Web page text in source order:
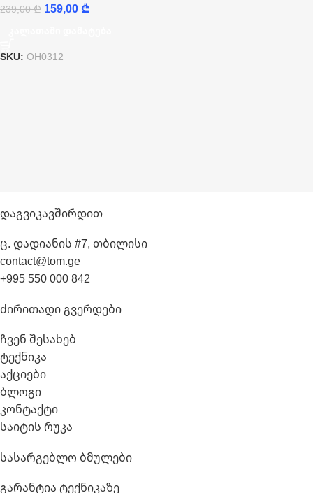
239,00₾ 159,00 ₾
SKU: OH0312
Დაგვიკავშირდით
ც. დადიანის #7, თბილისი
contact@tom.ge
+995 550 000 842
Ძირითადი Გვერდები
ჩვენ შესახებ
ტექნიკა
აქციები
ბლოგი
კონტაქტი
საიტის რუკა
Სასარგებლო Ბმულები
გარანტია ტექნიკაზე